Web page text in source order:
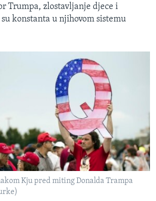
Trumpa, zlostavljanje djece i
konstanta u njihovom sistemu
Kju pred miting Donalda Trampa